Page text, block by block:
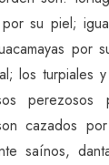
su piel;
por
los turpiales
perezosos
cazados
saínos,